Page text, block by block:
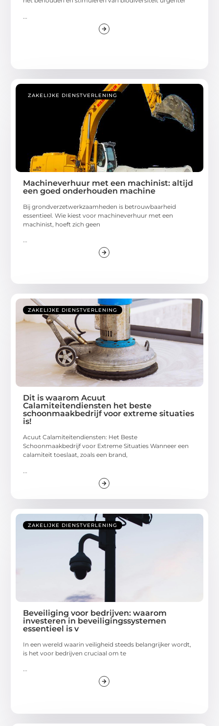
ZAKELIJKE DIENSTVERLENING
Machineverhuur met een machinist: altijd
een goed onderhouden machine
Bij grondverzetwerkzaamheden is betrouwbaarheid
essentieel. Wie kiest voor machineverhuur met een
machinist, hoeft zich geen
...
ZAKELIJKE DIENSTVERLENING
Dit is waarom Acuut
Calamiteitendiensten het beste
schoonmaakbedrijf voor extreme situaties
is!
Acuut Calamiteitendiensten: Het Beste
Schoonmaakbedrijf voor Extreme Situaties Wanneer een
calamiteit toeslaat, zoals een brand,
ZAKELIJKE DIENSTVERLENING
Beveiliging voor bedrijven: waarom
investeren in beveiligingssystemen
essentieel is v
In een wereld waarin veiligheid steeds belangrijker wordt,
is het voor bedrijven cruciaal om te
...